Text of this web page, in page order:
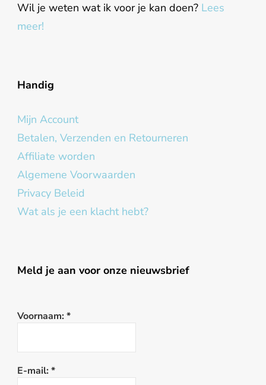
Wil je weten wat ik voor je kan doen? Lees
meer!
Handig
Mijn Account
Betalen, Verzenden en Retourneren
Affiliate worden
Algemene Voorwaarden
Privacy Beleid
Wat als je een klacht hebt?
Meld je aan voor onze nieuwsbrief
Voornaam: *
E-mail: *